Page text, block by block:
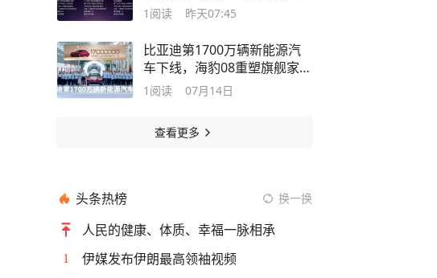
1 阅读 昨天07:45
比亚迪第1700万辆新能源汽
车下线，海豹08重塑旗舰家轿
价值标杆
1 阅读 07月14日
查看更多
头条热榜 换一换
人民的健康、体质、幸福一脉相承
1 伊媒发布伊朗最高领袖视频